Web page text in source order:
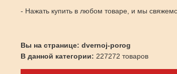
- Нажать купить в любом товаре, и мы
Вы на странице: dvernoj-porog
В данной категории: 227272 товаров